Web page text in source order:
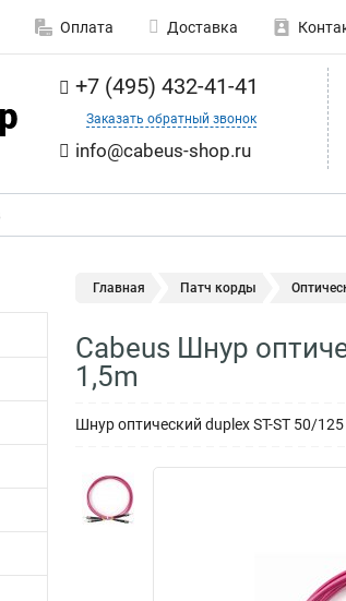
Оплата Доставка
+7 (495) 432-41-41
Заказать обратный звонок
info@cabeus-shop.ru
Главная Патч корды
Cabeus Шнур
1,5m
Шнур оптический duplex ST-ST 50/